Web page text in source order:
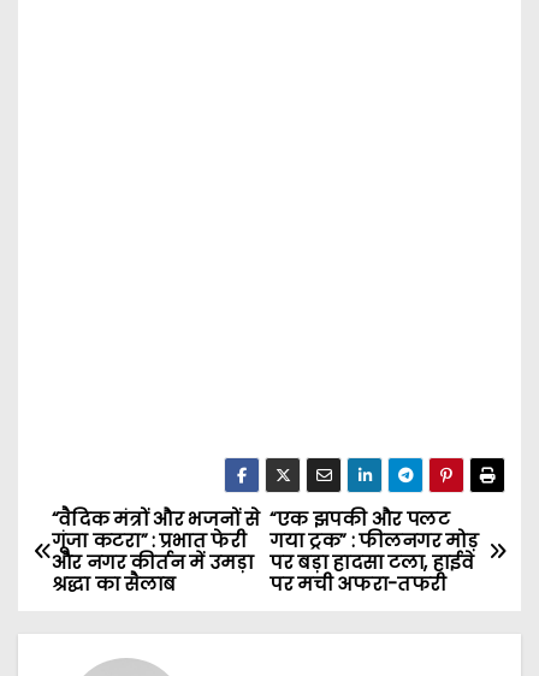
P
o
s
“एक झपकी और पलट
गया ट्रक” : फीलनगर मोड़
पर बड़ा हादसा टला, हाईवे
पर मची अफरा-तफरी
“वैदिक मंत्रों और भजनों से
गूंजा कटरा” : प्रभात फेरी
और नगर कीर्तन में उमड़ा
श्रद्धा का सैलाब